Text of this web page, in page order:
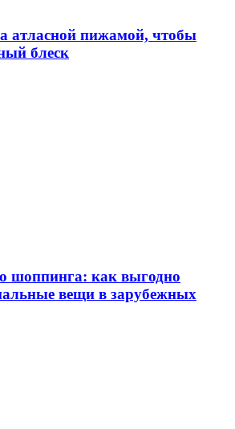
атласной пижамой, чтобы
блеск
шоппинга: как выгодно
вещи в зарубежных